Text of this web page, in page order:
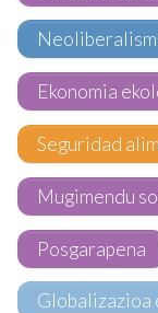
Ekonomia
Seguridad
Mugimendu
Posgarapena
Globalizazioa